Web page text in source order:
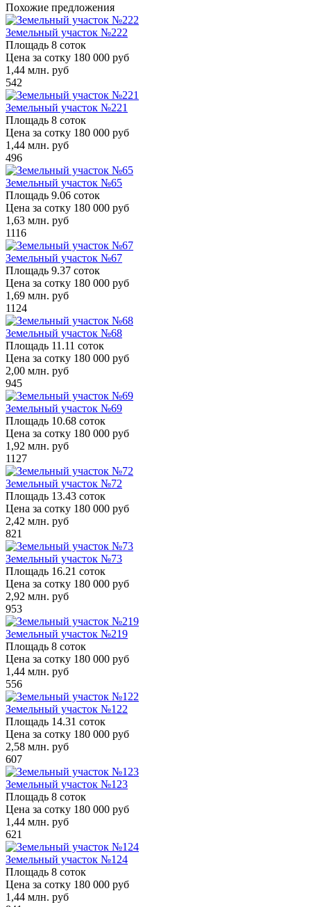
Похожие предложения
Земельный участок №222
Площадь 8 соток
Цена за сотку 180 000 руб
1,44 млн. руб
542
Земельный участок №221
Площадь 8 соток
Цена за сотку 180 000 руб
1,44 млн. руб
496
Земельный участок №65
Площадь 9.06 соток
Цена за сотку 180 000 руб
1,63 млн. руб
1116
Земельный участок №67
Площадь 9.37 соток
Цена за сотку 180 000 руб
1,69 млн. руб
1124
Земельный участок №68
Площадь 11.11 соток
Цена за сотку 180 000 руб
2,00 млн. руб
945
Земельный участок №69
Площадь 10.68 соток
Цена за сотку 180 000 руб
1,92 млн. руб
1127
Земельный участок №72
Площадь 13.43 соток
Цена за сотку 180 000 руб
2,42 млн. руб
821
Земельный участок №73
Площадь 16.21 соток
Цена за сотку 180 000 руб
2,92 млн. руб
953
Земельный участок №219
Площадь 8 соток
Цена за сотку 180 000 руб
1,44 млн. руб
556
Земельный участок №122
Площадь 14.31 соток
Цена за сотку 180 000 руб
2,58 млн. руб
607
Земельный участок №123
Площадь 8 соток
Цена за сотку 180 000 руб
1,44 млн. руб
621
Земельный участок №124
Площадь 8 соток
Цена за сотку 180 000 руб
1,44 млн. руб